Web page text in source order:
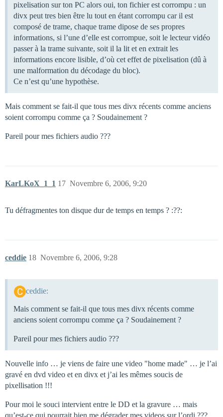
pixelisation sur ton PC alors oui, ton fichier est corrompu : un
divx peut tres bien être lu tout en étant corrompu car il est
composé de trame, chaque trame dipose de ses propres
informations, si l’une d’elle est corrompue, soit le lecteur vidéo
passer à la trame suivante, soit il la lit et en extrait les
informations encore lisible, d’où cet effet de pixelisation (dû à
une malformation du décodage du bloc).
Ce n’est qu’une hypothèse.
Mais comment se fait-il que tous mes divx récents comme anciens
soient corrompu comme ça ? Soudainement ?
Pareil pour mes fichiers audio ???
KarLKoX_1_1 Novembre 6, 2006, 9:20
17
Tu défragmentes ton disque dur de temps en temps ? :??:
ceddie Novembre 6, 2006, 9:28
18
ceddie:
Mais comment se fait-il que tous mes divx récents comme
anciens soient corrompu comme ça ? Soudainement ?
Pareil pour mes fichiers audio ???
Nouvelle info … je viens de faire une video "home made" … je l’ai
gravé en dvd video et en divx et j’ai les mêmes soucis de
pixellisation !!!
Pour moi le souci intervient entre le DD et la gravure … mais